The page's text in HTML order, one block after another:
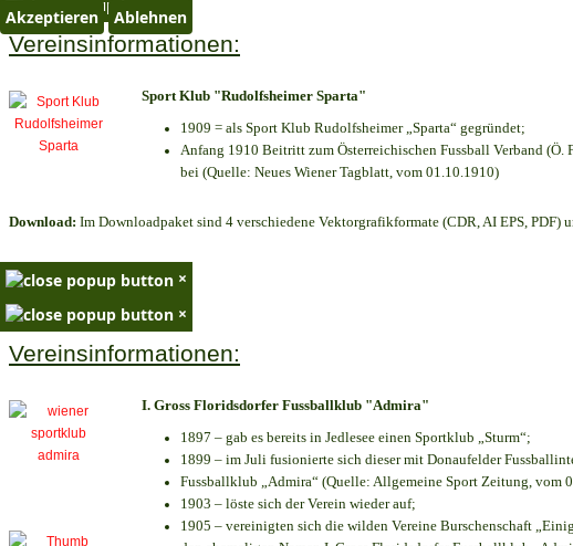
Akzeptieren Ablehnen
Vereinsinformationen:
Sport Klub "Rudolfsheimer Sparta"
1909 = als Sport Klub Rudolfsheimer „Sparta“ gegründet;
Anfang 1910 Beitritt zum Österreichischen Fussball Verband
bei (Quelle: Neues Wiener Tagblatt, vom 01.10.1910)
Download: Im Downloadpaket sind 4 verschiedene Vektorgrafikformate (CDR, AI EPS, PDF)
×
×
Vereinsinformationen:
I. Gross Floridsdorfer Fussballklub "Admira"
1897 – gab es bereits in Jedlesee einen Sportklub „Sturm“;
1899 – im Juli fusionierte sich dieser mit Donaufelder
Fussballklub „Admira“ (Quelle: Allgemeine Sport Zeitung, vom
1903 – löste sich der Verein wieder auf;
1905 – vereinigten sich die wilden Vereine Burschenschaft